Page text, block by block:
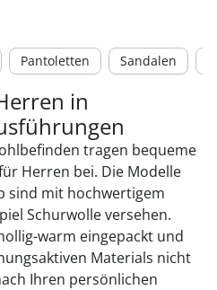
Pantoletten Sandalen
in
tragen bequeme
Herren bei. Die Modelle
sind mit hochwertigem
Schurwolle versehen.
warm eingepackt und
Materials nicht
Ihren persönlichen